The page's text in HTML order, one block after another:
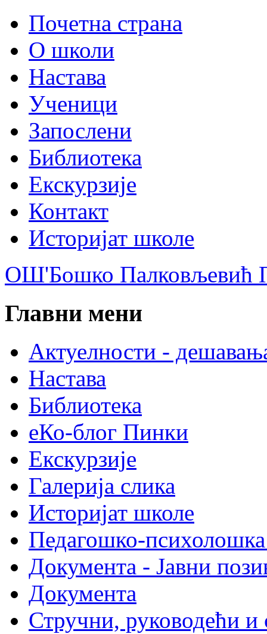
Почетна страна
О школи
Настава
Ученици
Запослени
Библиотека
Екскурзије
Контакт
Историјат школе
ОШ'Бошко Палковљевић
Главни мени
Актуелности -
Настава
Библиотека
еКо-блог Пинки
Екскурзије
Галерија слика
Историјат школе
Педагошко-психолошка
Документа - Јавни
Документа
Стручни, руководећи и